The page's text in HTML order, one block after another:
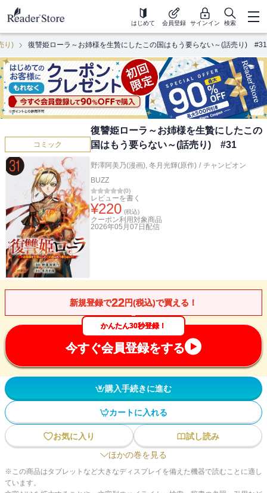
はじめて 会員登録 サインイン 検索
り) 復讐姫ローラ～お姉様を生贄にしたこの国はもう要らない～(話売り) #31
コミック
復讐姫ローラ～お姉様を生贄にしたこの
国はもう要らない～(話売り) #31
野澤阿美乃(漫画), 冬月光輝(原作) / チャンピオン
BUZZ
(0)
レビューを書く
¥220 (税込)
クーポン利用対象商品
2026年05月07日 配信
新規登録で22円(税込)で買える！
かんたん30秒登録！
今すぐ会員登録をする
購入手続きに進む
カートに入れる
お気に入り
試し読み
ほかの巻を見る
※この商品はタブレットなど大きなディスプレイを備えた機器で読むことに適し
ています。